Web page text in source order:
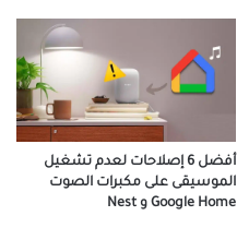
أفضل 6 إصلاحات لعدم تشغيل
الموسيقى على مكبرات الصوت
Google Home و Nest